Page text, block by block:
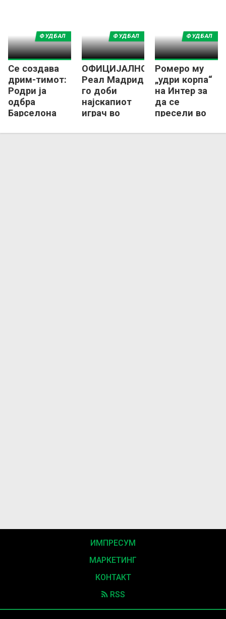
Се создава
дрим-тимот:
Родри ја
одбра
Барселона
Мадрид!
ФУДБАЛ
ОФИЦИЈАЛНО:
Реал Мадрид
го доби
најскапиот
играч во
ФУДБАЛ
Ромеро му
„удри корпа“
на Интер за
да се
пресели во
ФУДБАЛ
ИМПРЕСУМ
МАРКЕТИНГ
КОНТАКТ
RSS